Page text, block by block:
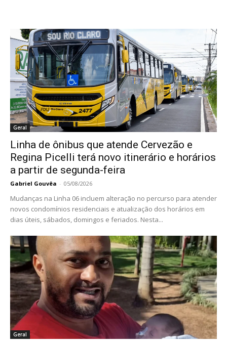
Geral
Linha de ônibus que atende Cervezão e
Regina Picelli terá novo itinerário e horários
a partir de segunda-feira
Gabriel Gouvêa - 05/08/2026
Mudanças na Linha 06 incluem alteração no percurso para atender
novos condomínios residenciais e atualização dos horários em
dias úteis, sábados, domingos e feriados. Nesta...
Geral